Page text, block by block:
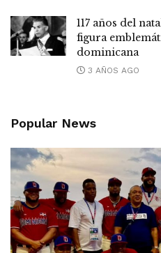
117 años del
figura
dominicana
3 AÑOS AGO
Popular News